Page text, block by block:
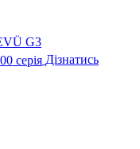
G3
серія Дізнатись